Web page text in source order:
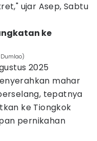
ujar Asep, Sabtu
ke
2025
mahar
tepatnya
ke Tiongkok
pernikahan